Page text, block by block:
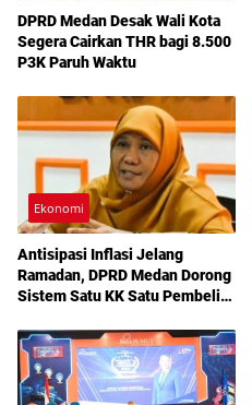
DPRD Medan Desak Wali Kota
Segera Cairkan THR bagi 8.500
P3K Paruh Waktu
Ekonomi
Antisipasi Inflasi Jelang
Ramadan, DPRD Medan Dorong
Sistem Satu KK Satu Pembeli